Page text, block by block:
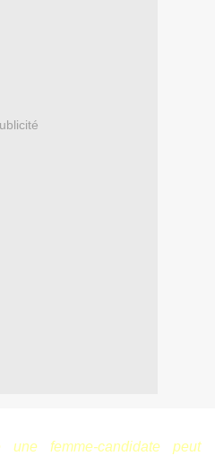
femme-candidate peut